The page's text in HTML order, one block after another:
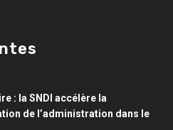
: la SNDI accélère la
de l’administration dans le